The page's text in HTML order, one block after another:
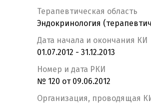
Терапевтическая область
Эндокринология
Дата начала и окончания КИ
01.07.2012 - 31.12.2013
Номер и дата РКИ
№ 120 от 09.06.2012
Организация, проводящая